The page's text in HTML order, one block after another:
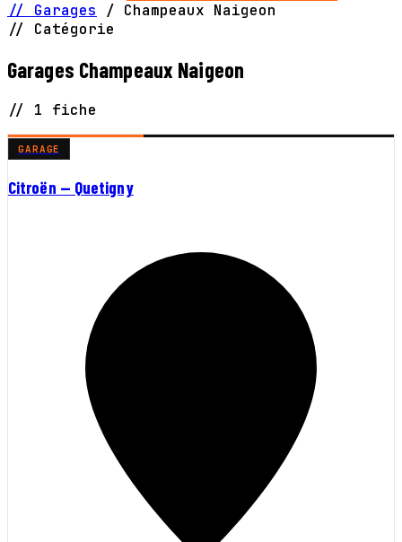
// Garages / Champeaux Naigeon
// Catégorie
Garages Champeaux Naigeon
// 1 fiche
GARAGE
Citroën — Quetigny